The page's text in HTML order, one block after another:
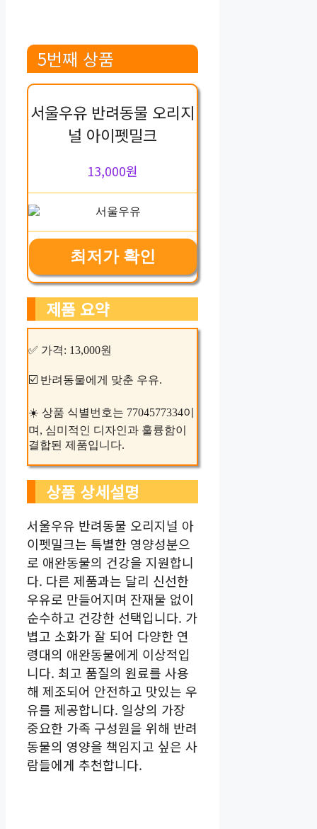
5번째 상품
서울우유 반려동물 오리지
널 아이펫밀크
13,000원
최저가 확인
제품 요약
✅ 가격: 13,000원
☑️ 반려동물에게 맞춘 우유.
☀️ 상품 식별번호는 7704577334이
며, 심미적인 디자인과 훌륭함이
결합된 제품입니다.
상품 상세설명
서울우유 반려동물 오리지널 아
이펫밀크는 특별한 영양성분으
로 애완동물의 건강을 지원합니
다. 다른 제품과는 달리 신선한
우유로 만들어지며 잔재물 없이
순수하고 건강한 선택입니다. 가
볍고 소화가 잘 되어 다양한 연
령대의 애완동물에게 이상적입
니다. 최고 품질의 원료를 사용
해 제조되어 안전하고 맛있는 우
유를 제공합니다. 일상의 가장
중요한 가족 구성원을 위해 반려
동물의 영양을 책임지고 싶은 사
람들에게 추천합니다.